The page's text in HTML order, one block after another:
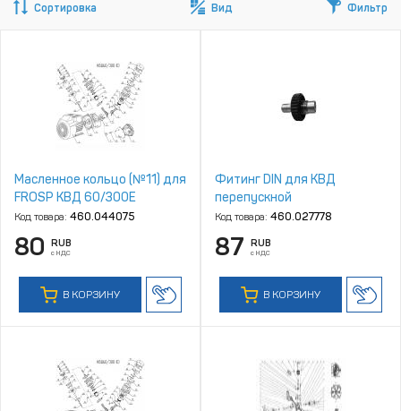
Сортировка Вид Фильтр
Масленное кольцо (№11) для
FROSP КВД 60/300Е
Код товара: 460.044075
80 RUB
с НДС
В КОРЗИНУ
Фитинг DIN для КВД
перепускной
Код товара: 460.027778
87 RUB
с НДС
В КОРЗИНУ